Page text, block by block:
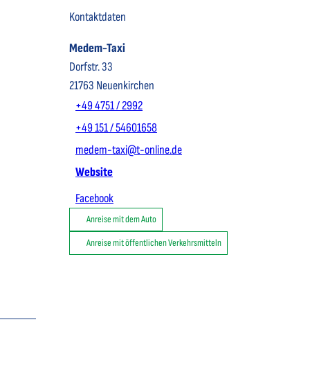
Kontaktdaten
Medem-Taxi
Dorfstr. 33
21763 Neuenkirchen
+49 4751 / 2992
+49 151 / 54601658
medem-taxi@t-online.de
Website
Facebook
Anreise mit dem Auto
Anreise mit öffentlichen Verkehrsmitteln